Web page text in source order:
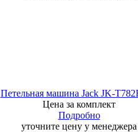
Петельная машина Jack JK-
Цена за комплект
Подробно
уточните цену у менеджера